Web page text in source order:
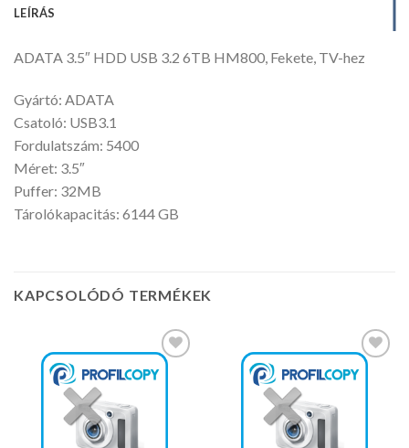
LEÍRÁS
ADATA 3.5″ HDD USB 3.2 6TB HM800, Fekete, TV-hez
Gyártó: ADATA
Csatoló: USB3.1
Fordulatszám: 5400
Méret: 3.5″
Puffer: 32MB
Tárolókapacitás: 6144 GB
KAPCSOLÓDÓ TERMÉKEK
Kedvencekhez Kedvencekhez